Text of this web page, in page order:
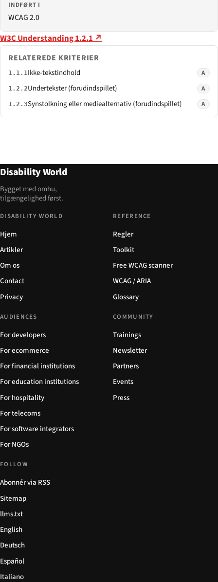
INDFØRT I
WCAG 2.0
W3C Understanding 1.2.1 ↗
RELATEREDE KRITERIER
1.1.1 Ikke-tekstindhold A
1.2.2Undertekster (forudindspillet) A
1.2.3Synstolkning eller mediealternativ (forudindspillet) A
Disability World
Bygget med omhu,
tilgængelighed først.
DISABILITY WORLD
Hjem
Artikler
Om os
Contact
Privacy
REFERENCE
Regler
Toolkit
Free WCAG scanner
WCAG / ARIA
Glossary
AUDIENCES
For developers
For ecommerce
For financial institutions
For education institutions
For hospitality
For telecoms
For software integrators
For NGOs
COMMUNITY
Trainings
Newsletter
Partners
Events
Press
FOLLOW
Abonnér via RSS
Sitemap
llms.txt
English
Deutsch
Español
Italiano